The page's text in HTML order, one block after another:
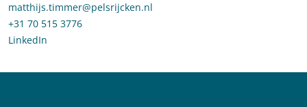
Stuur een e-mail naar Matthijs Timmer
matthijs.timmer@pelsrijcken.nl
Bel naar Matthijs Timmer
+31 70 515 3776
LinkedIn